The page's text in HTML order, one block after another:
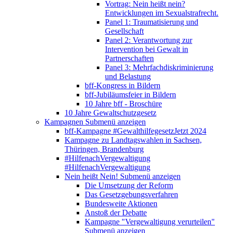
Vortrag: Nein heißt nein?
Entwicklungen im Sexualstrafrecht.
Panel 1: Traumatisierung und
Gesellschaft
Panel 2: Verantwortung zur
Intervention bei Gewalt in
Partnerschaften
Panel 3: Mehrfachdiskriminierung
und Belastung
bff-Kongress in Bildern
bff-Jubiläumsfeier in Bildern
10 Jahre bff - Broschüre
10 Jahre Gewaltschutzgesetz
Kampagnen Submenü anzeigen
bff-Kampagne #GewalthilfegesetzJetzt 2024
Kampagne zu Landtagswahlen in Sachsen,
Thüringen, Brandenburg
#HilfenachVergewaltigung
#HilfenachVergewaltigung
Nein heißt Nein! Submenü anzeigen
Die Umsetzung der Reform
Das Gesetzgebungsverfahren
Bundesweite Aktionen
Anstoß der Debatte
Kampagne "Vergewaltigung verurteilen"
Submenü anzeigen